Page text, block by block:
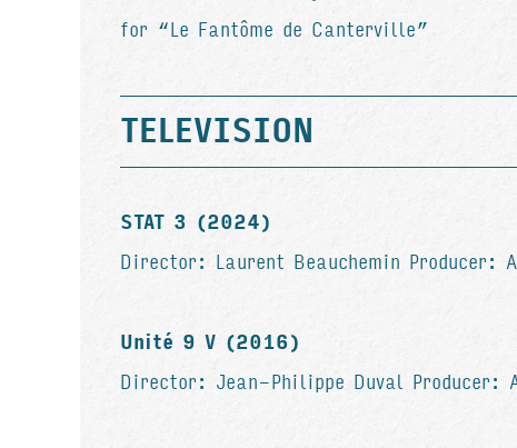
for “Le Fantôme de Canterville”
TELEVISION
STAT 3 (2024)
Director: Laurent Beauchemin Producer:
Unité 9 V (2016)
Director: Jean-Philippe Duval Producer: